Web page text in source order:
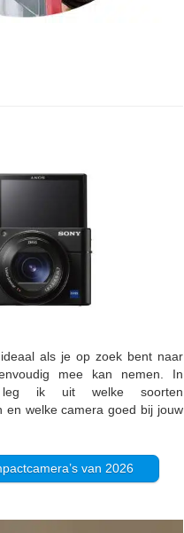
als je op zoek bent naar
mee kan nemen. In
leg ik uit welke soorten
en welke camera goed bij jouw
van 2026